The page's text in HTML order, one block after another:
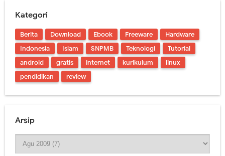
Kategori
Berita Download Ebook Freeware
Hardware
Indonesia
Islam SNPMB Teknologi
Tutorial
android
gratis internet kurikulum
linux
pendidikan
review
Arsip